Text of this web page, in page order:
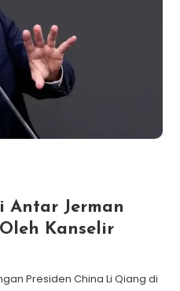
Antar Jerman
Kanselir
Presiden China Li Qiang di